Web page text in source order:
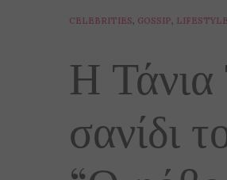
CELEBRITIES, GOSSIP, LIFESTYLE
Η Τάνια
σανίδι